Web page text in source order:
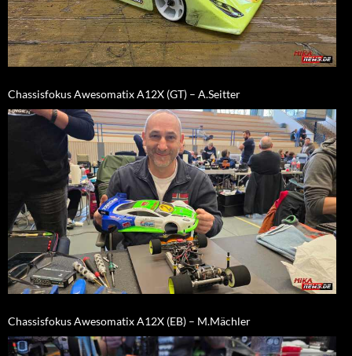
Chassisfokus Awesomatix A12X (GT) – A.Seitter
Chassisfokus Awesomatix A12X (EB) – M.Mächler